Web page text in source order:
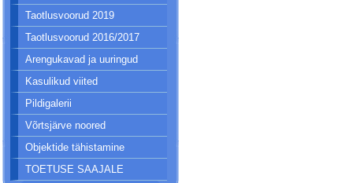
Taotlusvoorud 2019
Taotlusvoorud 2016/2017
Arengukavad ja uuringud
Kasulikud viited
Pildigalerii
Võrtsjärve noored
Objektide tähistamine
TOETUSE SAAJALE